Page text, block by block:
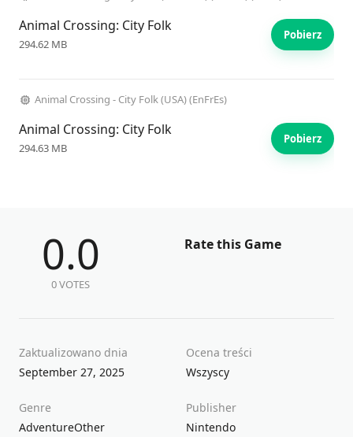
Animal Crossing: City Folk
294.62 MB
Pobierz
Animal Crossing - City Folk (USA) (EnFrEs)
Animal Crossing: City Folk
294.63 MB
Pobierz
0.0
0 VOTES
Rate this Game
Zaktualizowano dnia
September 27, 2025
Ocena treści
Wszyscy
Genre
AdventureOther
Publisher
Nintendo